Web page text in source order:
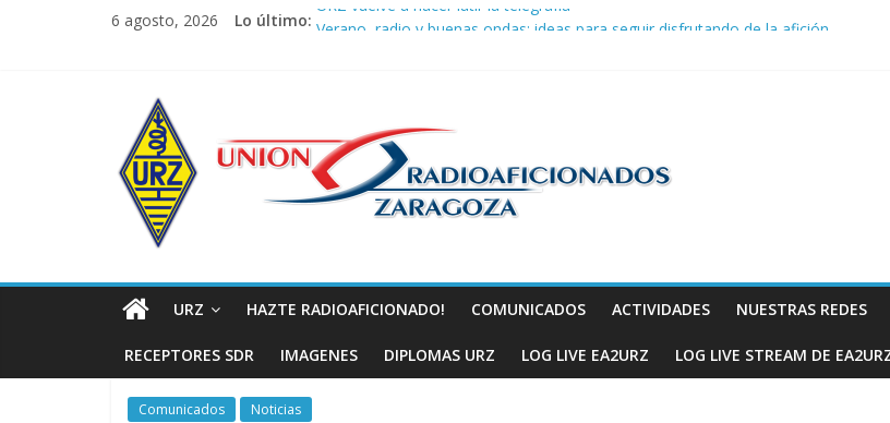
6 agosto, 2026 Lo último: URZ vuelve a hacer latir la telegrafía
Unión
de
Radioaficionados
de
Zaragoza
URZ
URZ HAZTE RADIOAFICIONADO! COMUNICADOS ACTIVIDADES NUESTRAS REDES
RECEPTORES SDR IMAGENES DIPLOMAS URZ LOG LIVE EA2URZ LOG LIVE STREAM DE
Comunicados Noticias